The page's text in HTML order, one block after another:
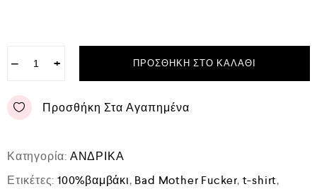
− + ΠΡΟΣΘΉΚΗ ΣΤΟ ΚΑΛΆΘΙ
Προσθήκη Στα Αγαπημένα
Κατηγορία: ΑΝΔΡΙΚΑ
Ετικέτες: 100%βαμβάκι, Bad Mother Fucker, t-shirt,